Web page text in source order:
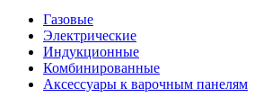
Газовые
Электрические
Индукционные
Комбинированные
Аксессуары к варочным панелям